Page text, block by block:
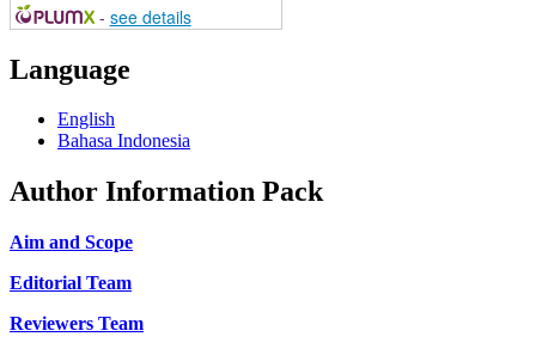
- see details
Language
English
Bahasa Indonesia
Author Information Pack
Aim and Scope
Editorial Team
Reviewers Team